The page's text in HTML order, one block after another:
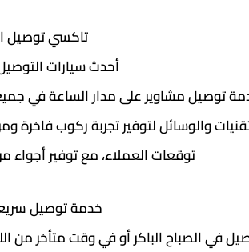
تاكسي توصيل
أحدث سيارات
توصيل مشاوير على مدار الساعة في
والوسائل لتوفير تجربة ركوب
توقعات العملاء، مع توفير أجواء
خدمة توصيل
في الصباح الباكر أو في وقت متأخر من